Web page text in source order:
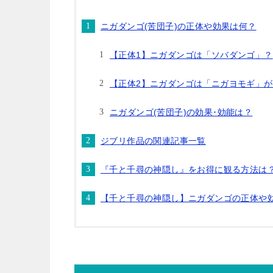
ニガダンゴ(苦団子)の正体や効果は何？
【正体1】ニガダンゴは「ソバダンゴ」？
【正体2】ニガダンゴは「ニガヨモギ」
ニガダンゴ(苦団子)の効果･効能は？
ジブリ作品の関連記事一覧
『千と千尋の神隠し』をお得に観る方法は
【千と千尋の神隠し】ニガダンゴの正体や